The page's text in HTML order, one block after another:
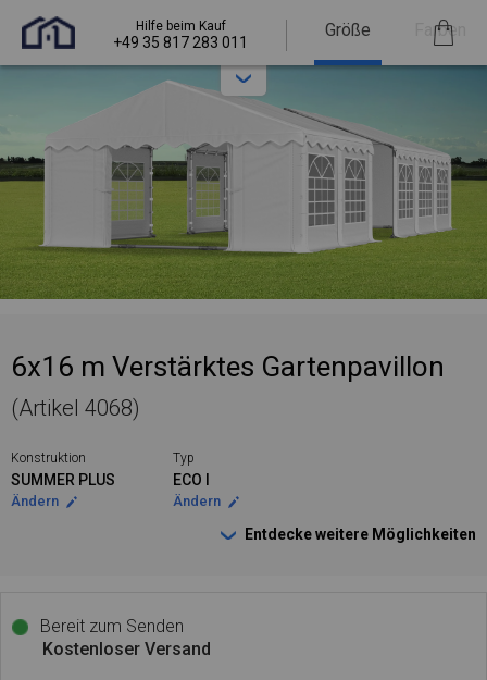
Hilfe beim Kauf
+49 35 817 283 011
Größe Farben
6x16 m Verstärktes Gartenpavillon
(Artikel 4068)
Konstruktion
SUMMER PLUS
Ändern
Typ
ECO I
Ändern
Entdecke weitere Möglichkeiten
Bereit zum Senden
Kostenloser Versand